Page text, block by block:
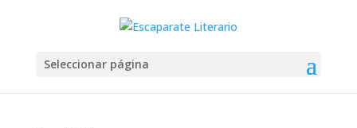
Seleccionar página